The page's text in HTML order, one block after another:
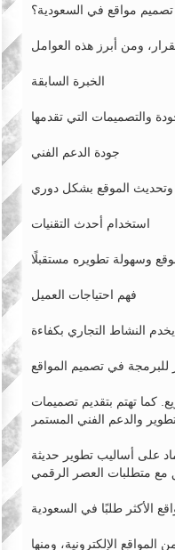
مواقع في السعودية؟
الخبرة السابقة
جودة الدعم الفني
استخدام أحدث التقنيات
فهم احتياجات العميل
للبرمجة في تصميم المواقع
كما تهتم بتقديم تصميمات
على أساليب تطوير حديثة
الأكثر طلبًا في السعودية